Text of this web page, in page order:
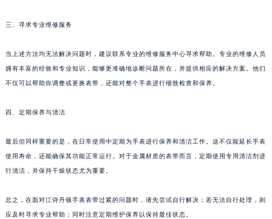
三、寻求专业维修服务
当上述方法均无法解决问题时，建议联系专业的维修服务中心寻求帮助。专业的维修人员
拥有丰富的经验和专业知识，能够更准确地诊断问题所在，并提供相应的解决方案。他们
不仅可以帮助你调整或更换表带，还能对整个手表进行细致检查和保养。
四、定期保养与清洁
最后但同样重要的是，在日常使用中定期为手表进行保养和清洁工作。这不仅能延长手表
使用寿命，还能确保其功能正常运行。对于金属材质的表带而言，定期使用专用清洁剂进
行清洁，并保持干燥状态尤为重要。
总之，在面对江诗丹顿手表表带过紧的问题时，请先尝试自行解决；若无法自行处理，则
应及时寻求专业帮助；同时注意定期维护保养以保持最佳状态。